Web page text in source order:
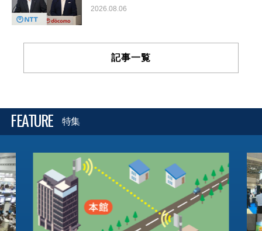
2026.08.06
記事一覧
FEATURE 特集